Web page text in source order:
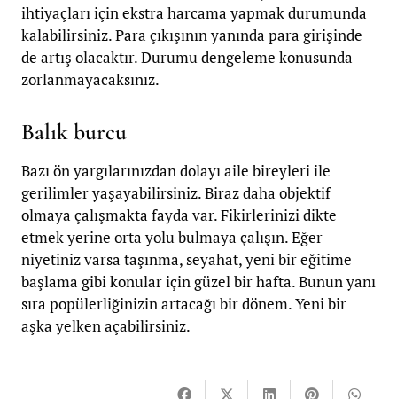
ihtiyaçları için ekstra harcama yapmak durumunda
kalabilirsiniz. Para çıkışının yanında para girişinde
de artış olacaktır. Durumu dengeleme konusunda
zorlanmayacaksınız.
Balık burcu
Bazı ön yargılarınızdan dolayı aile bireyleri ile
gerilimler yaşayabilirsiniz. Biraz daha objektif
olmaya çalışmakta fayda var. Fikirlerinizi dikte
etmek yerine orta yolu bulmaya çalışın. Eğer
niyetiniz varsa taşınma, seyahat, yeni bir eğitime
başlama gibi konular için güzel bir hafta. Bunun yanı
sıra popülerliğinizin artacağı bir dönem. Yeni bir
aşka yelken açabilirsiniz.